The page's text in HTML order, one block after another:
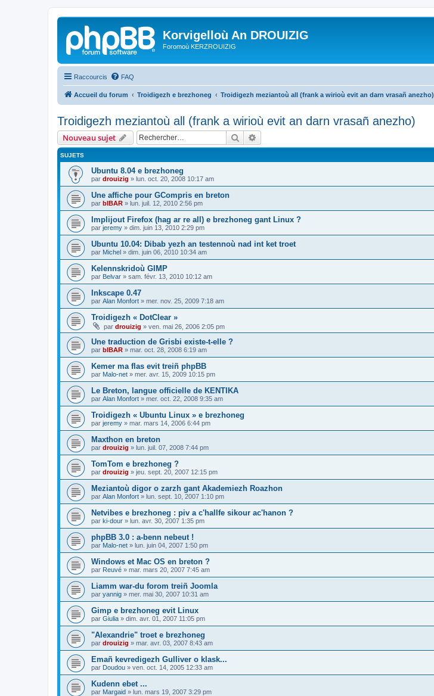
Korvigelloù An DROUIZIG
Foromoù KERZROUIZIG
Raccourcis FAQ
Accueil du forum Troidigezh e brezhoneg Troidigezh meziantoù all (frank a wirioù evit an darn vrasañ anezho)
Troidigezh meziantoù all (frank a wirioù evit an darn vrasañ anezho)
Nouveau sujet Rechercher
SUJETS
Ubuntu 8.04 e brezhoneg
par drouizig » lun. oct. 20, 2008 10:17 am
Une affiche pour GCompris en breton
par bIBAR » lun. juil. 12, 2010 2:56 pm
Implijout Firefox (hag ar re all) e brezhoneg gant Linux ?
par jeremy » dim. juin 13, 2010 2:29 pm
Ubuntu 10.04: Dibab yezh an testennoù nad int ket troet
par Michel » dim. juin 06, 2010 10:34 am
Kelennskridoù GIMP
par Belvar » sam. févr. 13, 2010 10:12 am
Inkscape 0.47
par Alan Monfort » mer. nov. 25, 2009 7:18 am
Troidigezh « DotClear »
par drouizig » ven. mai 26, 2006 2:05 pm
Une traduction de Grisbi existe-t-elle ?
par bIBAR » mar. oct. 28, 2008 6:19 am
Kemer ma flas evit treiñ phpBB
par Malo-net » mer. avr. 15, 2009 10:15 pm
Le Breton, langue officielle de KENTIKA
par Alan Monfort » mer. oct. 22, 2008 9:35 am
Troidigezh « Ubuntu Linux » e brezhoneg
par jeremy » mar. mars 14, 2006 6:44 pm
Maxthon en breton
par drouizig » lun. juil. 07, 2008 7:44 pm
TomTom e brezhoneg ?
par drouizig » jeu. sept. 20, 2007 12:15 pm
Meziantoù digor o zarzh gant Akademiezh Roazhon
par Alan Monfort » lun. sept. 10, 2007 1:10 pm
Netvibes e brezhoneg : piv a c'hallfe sikour ac'hanon ?
par ki-dour » lun. avr. 30, 2007 1:35 pm
phpBB 3.0 : a-benn nebeut !
par Malo-net » lun. juin 04, 2007 1:50 pm
Windows et Mac OS en breton ?
par Reuvé » mar. mars 20, 2007 7:45 am
Liamm war-du forom treiñ Joomla
par yannig » mer. mai 30, 2007 10:31 am
Gimp e brezhoneg evit Linux
par Giulia » dim. avr. 01, 2007 11:05 pm
"Alexandrie" troet e brezhoneg
par drouizig » mar. avr. 03, 2007 8:43 am
Emañ kevredigezh Gulliver o klask...
par Doudou » ven. oct. 14, 2005 12:33 am
Kudenn ebet ...
par Margaid » lun. mars 19, 2007 3:29 pm